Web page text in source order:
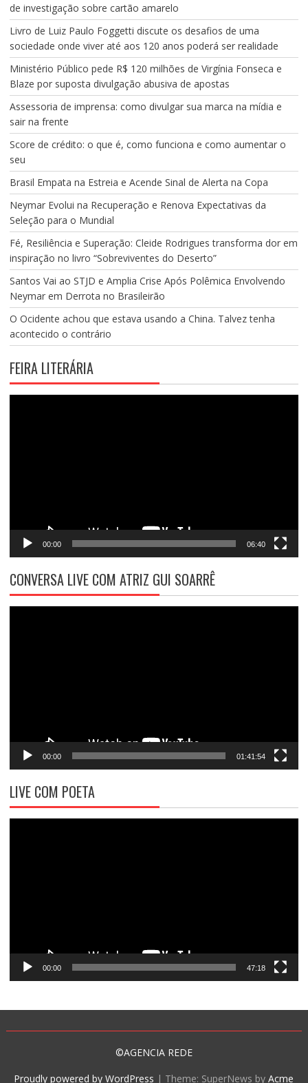
de investigação sobre cartão amarelo
Livro de Luiz Paulo Foggetti discute os desafios de uma
sociedade onde viver até aos 120 anos poderá ser realidade
Ministério Público pede R$ 120 milhões de Virgínia Fonseca e
Blaze por suposta divulgação abusiva de apostas
Assessoria de imprensa: como divulgar sua marca na mídia e
sair na frente
Score de crédito: o que é, como funciona e como aumentar o
seu
Brasil Empata na Estreia e Acende Sinal de Alerta na Copa
Neymar Evolui na Recuperação e Renova Expectativas da
Seleção para o Mundial
Fé, Resiliência e Superação: Cleide Rodrigues transforma dor em
inspiração no livro “Sobreviventes do Deserto”
Santos Vai ao STJD e Amplia Crise Após Polêmica Envolvendo
Neymar em Derrota no Brasileirão
O Ocidente achou que estava usando a China. Talvez tenha
acontecido o contrário
FEIRA LITERÁRIA
00:00 06:40
CONVERSA LIVE COM ATRIZ GUI SOARRÊ
00:00 01:41:54
LIVE COM POETA
00:00 47:18
©AGENCIA REDE
Proudly powered by WordPress | Theme: SuperNews byAcme